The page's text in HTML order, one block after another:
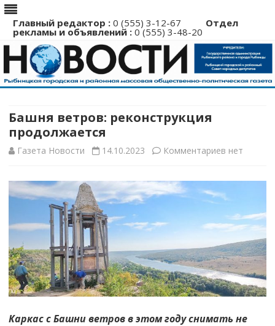
Главный редактор : 0 (555) 3-12-67 Отдел
рекламы и объявлений : 0 (555) 3-48-20
Перейти
Башня ветров: реконструкция
продолжается
Газета Новости 14.10.2023 Комментариев к
ветров:
нет
Каркас с Башни ветров в этом году снимать не